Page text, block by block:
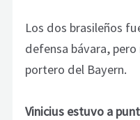
Los dos brasileños
defensa bávara,
portero del Bayern.
Vinicius estuvo a